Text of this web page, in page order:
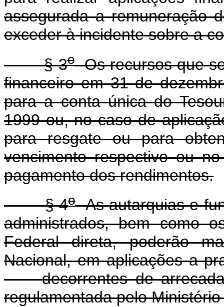
assegurada a remuneração
exceder à incidente sobre a
§ 3oOs recursos que
financeiro em 31 de
para a conta única do
1999 ou, no caso de
para resgate ou para
vencimento respectivo ou
pagamento dos rendimentos.
§ 4oAs autarquias e
administrados, bem como
Federal direta, poderão
Nacional, em aplicações a
decorrentes de
regulamentada pelo